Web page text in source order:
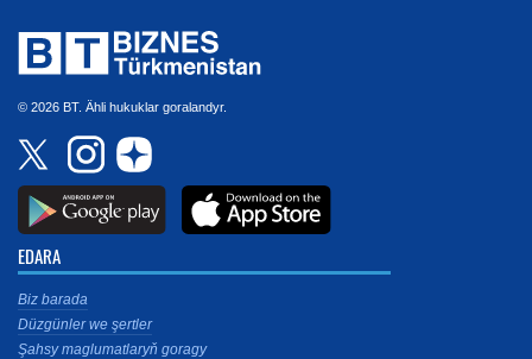
© 2026 BT. Ähli hukuklar goralandyr.
EDARA
Biz barada
Düzgünler we şertler
Şahsy maglumatlaryň goragy